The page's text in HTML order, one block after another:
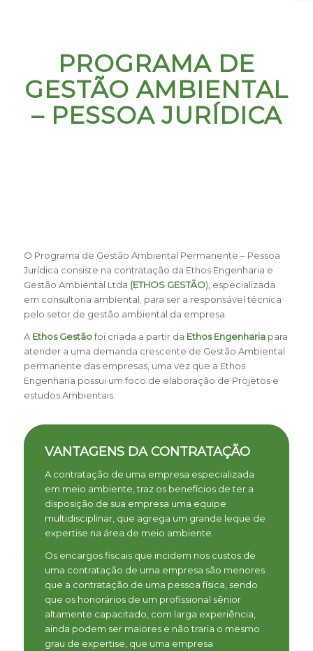
PROGRAMA DE
GESTÃO AMBIENTAL
– PESSOA JURÍDICA
O Programa de Gestão Ambiental Permanente – Pessoa
Jurídica consiste na contratação da Ethos Engenharia e
Gestão Ambiental Ltda (ETHOS GESTÃO), especializada
em consultoria ambiental, para ser a responsável técnica
pelo setor de gestão ambiental da empresa.
A Ethos Gestãofoi criada a partir da Ethos Engenhariapara
atender a uma demanda crescente de Gestão Ambiental
permanente das empresas, uma vez que a Ethos
Engenharia possui um foco de elaboração de Projetos e
estudos Ambientais.
VANTAGENS DA CONTRATAÇÃO
A contratação de uma empresa especializada
em meio ambiente, traz os benefícios de ter a
disposição de sua empresa uma equipe
multidisciplinar, que agrega um grande leque de
expertise na área de meio ambiente.
Os encargos fiscais que incidem nos custos de
uma contratação de uma empresa são menores
que a contratação de uma pessoa física, sendo
que os honorários de um profissional sênior
altamente capacitado, com larga experiência,
ainda podem ser maiores e não traria o mesmo
grau de expertise, que uma empresa